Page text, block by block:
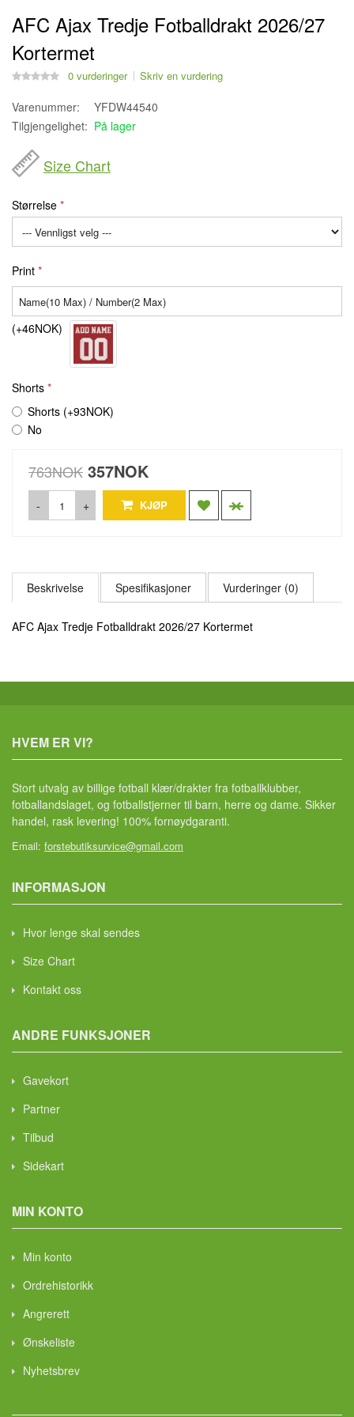
AFC Ajax Tredje Fotballdrakt 2026/27
Kortermet
0 vurderinger Skriv en vurdering
Varenummer:
YFDW44540
Tilgjengelighet: På lager
Size Chart
Størrelse
Print
(+46NOK)
Shorts
Shorts (+93NOK)
No
763NOK 357NOK
- + KJØP
Beskrivelse Spesifikasjoner Vurderinger (0)
AFC Ajax Tredje Fotballdrakt 2026/27 Kortermet
HVEM ER VI?
Stort utvalg av billige fotball klær/drakter fra fotballklubber,
fotballandslaget, og fotballstjerner til barn, herre og dame. Sikker
handel, rask levering! 100% fornøydgaranti.
Email: forstebutiksurvice@gmail.com
INFORMASJON
Hvor lenge skal sendes
Size Chart
Kontakt oss
ANDRE FUNKSJONER
Gavekort
Partner
Tilbud
Sidekart
MIN KONTO
Min konto
Ordrehistorikk
Angrerett
Ønskeliste
Nyhetsbrev